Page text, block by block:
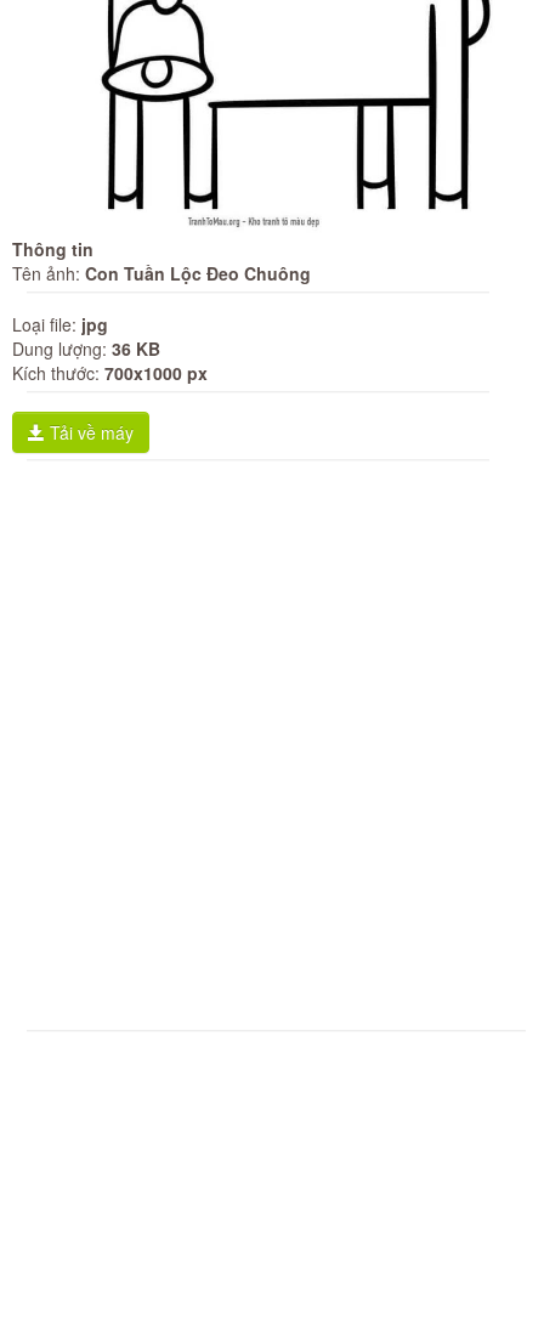
Thông tin
Tên ảnh: Con Tuần Lộc Đeo Chuông
Loại file: jpg
Dung lượng: 36 KB
Kích thước: 700x1000 px
Tải về máy